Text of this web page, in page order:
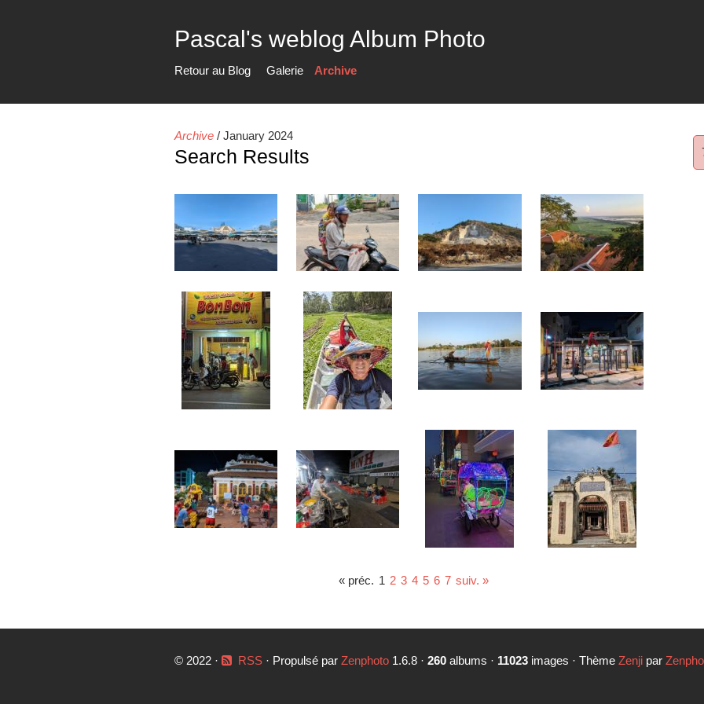
Pascal's weblog Album Photo
Retour au Blog Galerie Archive
Archive / January 2024
Search Results
« préc. 1 2 3 4 5 6 7 suiv. »
© 2022 · RSS· Propulsé par Zenphoto 1.6.8 · 260albums · 11023images · Thème Zenjipar